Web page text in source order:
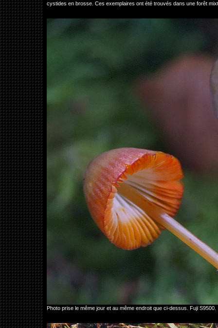
cystides en brosse. Ces exemplaires ont été trouvés dans une forêt
Photo prise le même jour et au même endroit que ci-dessus. Fuji S9500.